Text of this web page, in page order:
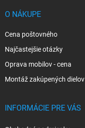
O NÁKUPE
Cena poštovného
Najčastejšie otázky
Oprava mobilov - cena
Montáž zakúpených dielov
INFORMÁCIE PRE VÁS